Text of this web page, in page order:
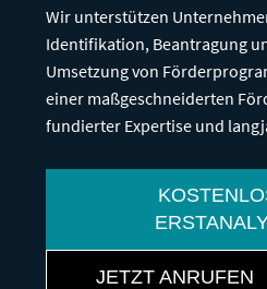
Wir unterstützen
Identifikation, Beantragung
Umsetzung von
einer maßgeschneiderten
fundierter Expertise und
JETZT ANRUFEN